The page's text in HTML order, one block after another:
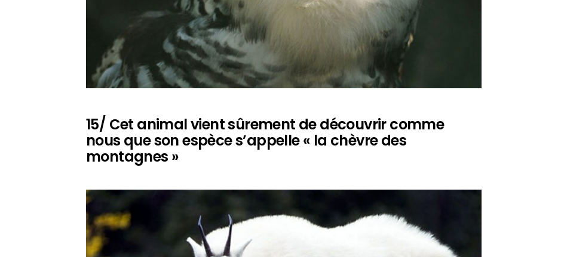
15/ Cet animal vient sûrement de découvrir comme
nous que son espèce s’appelle « la chèvre des
montagnes »